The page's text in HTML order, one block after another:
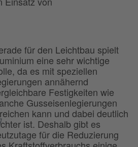
für den Leichtbau spielt
eine sehr wichtige
da es mit speziellen
annähernd
Festigkeiten wie
Gusseisenlegierungen
kann und dabei deutlich
ist. Deshalb gibt es
für die Reduzierung